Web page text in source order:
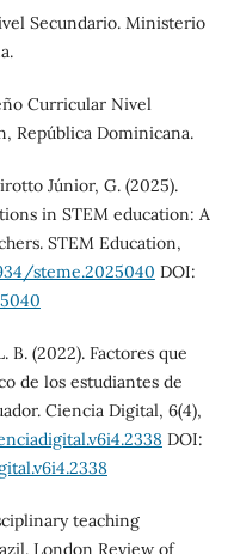
Secundario. Ministerio
Curricular Nivel
República Dominicana.
Júnior, G. (2025).
in STEM education: A
STEM Education,
steme.2025040 DOI:
B. (2022). Factores que
de los estudiantes de
Ciencia Digital, 6(4),
DOI:
teaching